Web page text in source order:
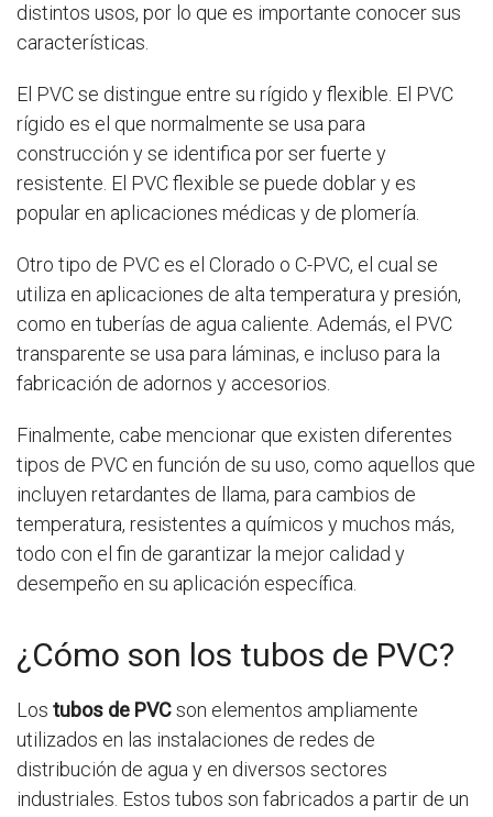
distintos usos, por lo que es importante conocer sus
características.
El PVC se distingue entre su rígido y flexible. El PVC
rígido es el que normalmente se usa para
construcción y se identifica por ser fuerte y
resistente. El PVC flexible se puede doblar y es
popular en aplicaciones médicas y de plomería.
Otro tipo de PVC es el Clorado o C-PVC, el cual se
utiliza en aplicaciones de alta temperatura y presión,
como en tuberías de agua caliente. Además, el PVC
transparente se usa para láminas, e incluso para la
fabricación de adornos y accesorios.
Finalmente, cabe mencionar que existen diferentes
tipos de PVC en función de su uso, como aquellos que
incluyen retardantes de llama, para cambios de
temperatura, resistentes a químicos y muchos más,
todo con el fin de garantizar la mejor calidad y
desempeño en su aplicación específica.
¿Cómo son los tubos de PVC?
Los tubos de PVCson elementos ampliamente
utilizados en las instalaciones de redes de
distribución de agua y en diversos sectores
industriales. Estos tubos son fabricados a partir de un